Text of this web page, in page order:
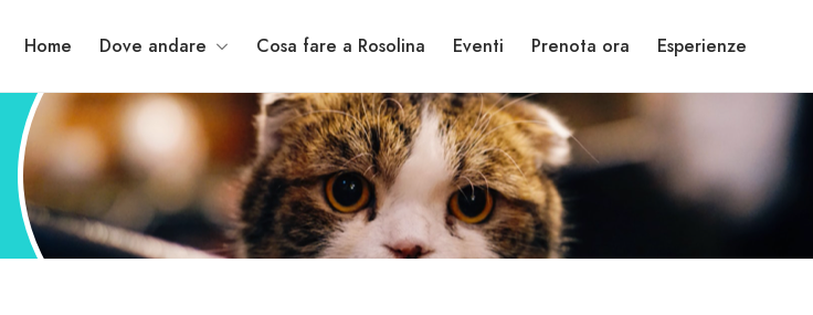
Home Dove andare Cosa fare a Rosolina Eventi Prenota ora Esperienze